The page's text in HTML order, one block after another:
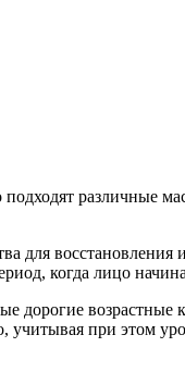
различные
для
когда лицо
дорогие возрастные
учитывая при этом